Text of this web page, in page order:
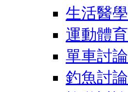
生活醫學
運動體育
單車討論
釣魚討論